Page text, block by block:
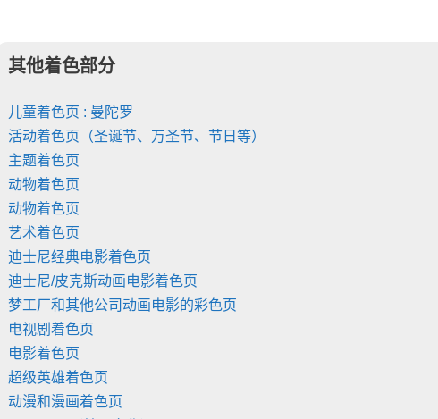
其他着色部分
儿童着色页 : 曼陀罗
活动着色页（圣诞节、万圣节、节日等）
主题着色页
动物着色页
动物着色页
艺术着色页
迪士尼经典电影着色页
迪士尼/皮克斯动画电影着色页
梦工厂和其他公司动画电影的彩色页
电视剧着色页
电影着色页
超级英雄着色页
动漫和漫画着色页